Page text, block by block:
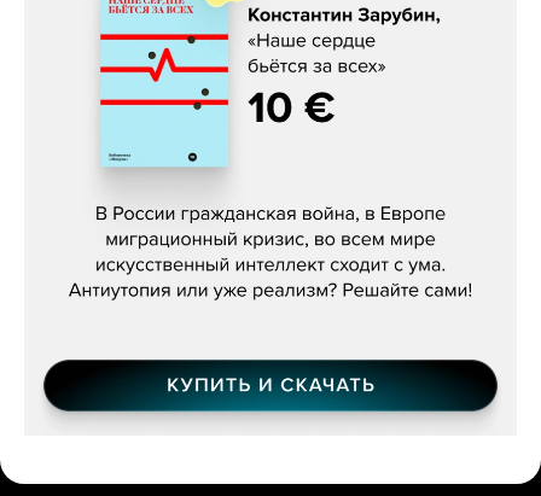
Константин Зарубин, «Наше сердце